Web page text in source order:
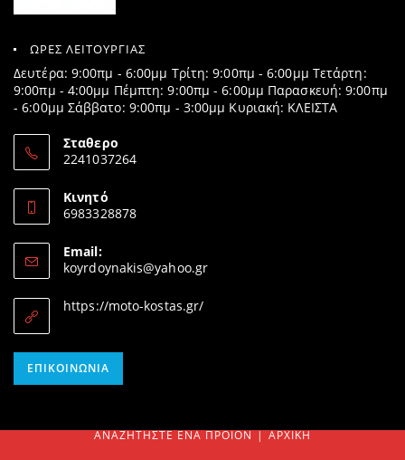
ΩΡΕΣ ΛΕΙΤΟΥΡΓΙΑΣ
Δευτέρα: 9:00πμ - 6:00μμ Τρίτη: 9:00πμ - 6:00μμ Τετάρτη:
9:00πμ - 4:00μμ Πέμπτη: 9:00πμ - 6:00μμ Παρασκευή: 9:00πμ
- 6:00μμ Σάββατο: 9:00πμ - 3:00μμ Κυριακή: ΚΛΕΙΣΤΑ
Σταθερο
2241037264
in
your
Κινητό
6983328878
in
your
Email:
koyrdoynakis@yahoo.grOpens
https://moto-kostas.gr/
ΕΠΙΚΟΙΝΩΝΊΑ
ΑΝΑΖΗΤΉΣΤΕ ΈΝΑ ΠΡΟΊΟΝ
SEARCH ΑΡΧΙΚΉ